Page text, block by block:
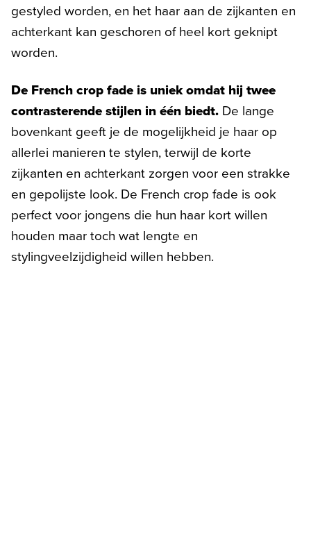
gestyled worden, en het haar aan de zijkanten en
achterkant kan geschoren of heel kort geknipt
worden.
De French crop fade is uniek omdat hij twee
contrasterende stijlen in één biedt. De lange
bovenkant geeft je de mogelijkheid je haar op
allerlei manieren te stylen, terwijl de korte
zijkanten en achterkant zorgen voor een strakke
en gepolijste look. De French crop fade is ook
perfect voor jongens die hun haar kort willen
houden maar toch wat lengte en
stylingveelzijdigheid willen hebben.